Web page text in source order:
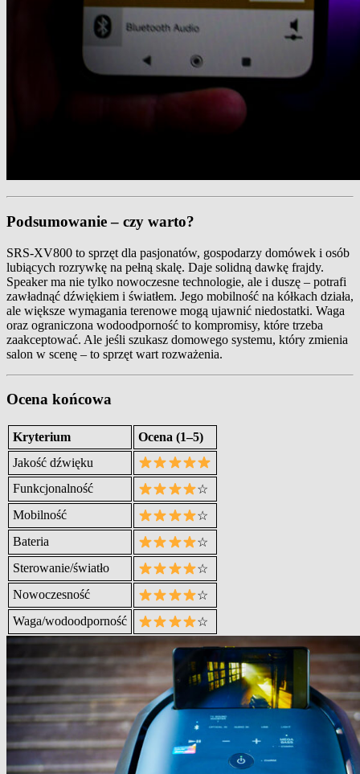
Podsumowanie – czy warto?
SRS‑XV800 to sprzęt dla pasjonatów, gospodarzy domówek i osób
lubiących rozrywkę na pełną skalę. Daje solidną dawkę frajdy.
Speaker ma nie tylko nowoczesne technologie, ale i duszę – potrafi
zawładnąć dźwiękiem i światłem. Jego mobilność na kółkach działa,
ale większe wymagania terenowe mogą ujawnić niedostatki. Waga
oraz ograniczona wodoodporność to kompromisy, które trzeba
zaakceptować. Ale jeśli szukasz domowego systemu, który zmienia
salon w scenę – to sprzęt wart rozważenia.
Ocena końcowa
Kryterium
Ocena (1–5)
Jakość dźwięku
Funkcjonalność
☆
Mobilność
☆
Bateria
☆
Sterowanie/światło
☆
Nowoczesność
☆
Waga/wodoodporność
☆